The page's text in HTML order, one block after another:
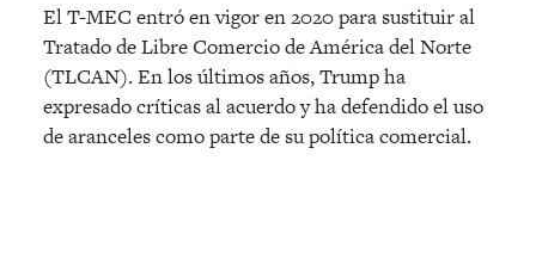
El T-MEC entró en vigor en 2020 para sustituir al
Tratado de Libre Comercio de América del Norte
(TLCAN). En los últimos años, Trump ha
expresado críticas al acuerdo y ha defendido el uso
de aranceles como parte de su política comercial.